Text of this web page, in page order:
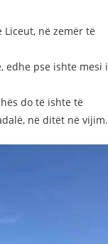
në zemër të
edhe pse ishte mesi i
do të ishte të
në ditët në vijim.